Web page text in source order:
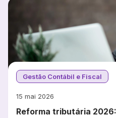
Gestão Contábil e Fiscal
15 mai 2026
Reforma tributária